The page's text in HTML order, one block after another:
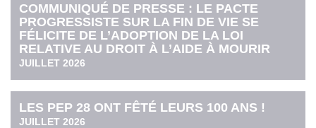
COMMUNIQUÉ DE PRESSE : LE PACTE
PROGRESSISTE SUR LA FIN DE VIE SE
FÉLICITE DE L’ADOPTION DE LA LOI
RELATIVE AU DROIT À L’AIDE À MOURIR
JUILLET 2026
LES PEP 28 ONT FÊTÉ LEURS 100 ANS !
JUILLET 2026